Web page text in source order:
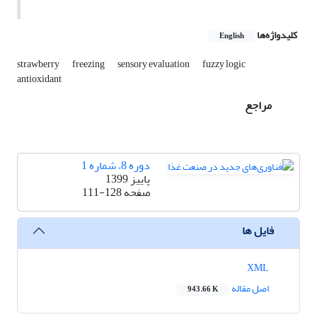
کلیدواژه‌ها English
strawberry freezing sensory evaluation fuzzy logic
antioxidant
مراجع
دوره 8، شماره 1
پاییز 1399
صفحه111-128
فایل ها
اصل مقاله
943.66 K